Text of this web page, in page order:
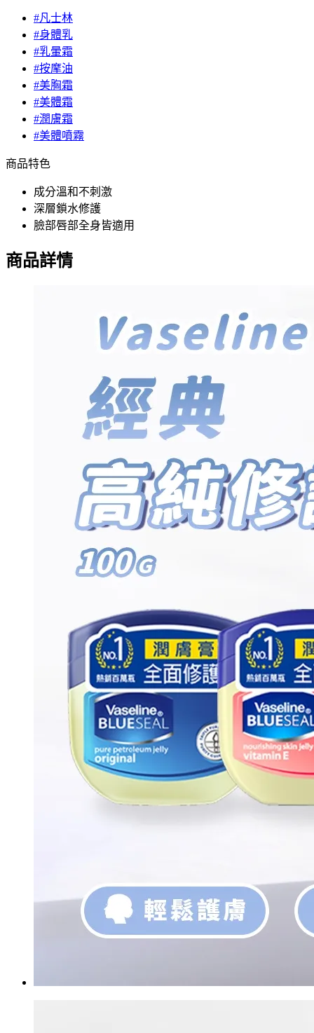
#凡士林
#身體乳
#乳暈霜
#按摩油
#美胸霜
#美體霜
#潤膚霜
#美體噴霧
商品特色
成分溫和不刺激
深層鎖水修護
臉部唇部全身皆適用
商品詳情